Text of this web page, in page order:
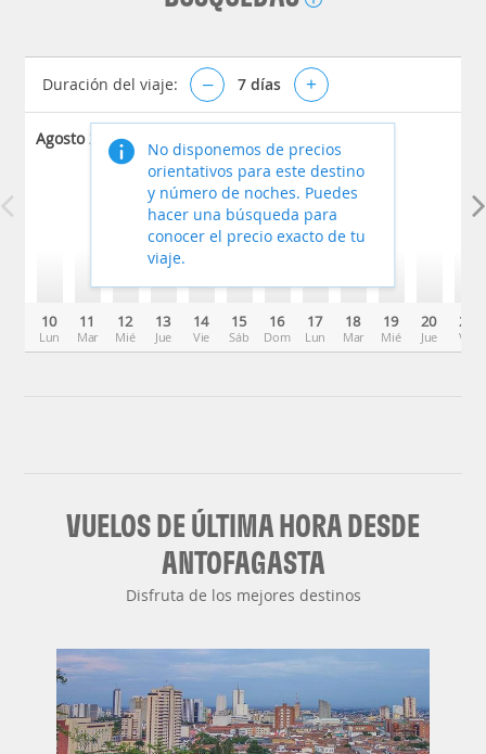
Duración del viaje: – 7 días +
Agosto 2026
10
Lun
11
Mar
12
Mié
13
Jue
14
Vie
15
Sáb
16
Dom
17
Lun
18
Mar
19
Mié
20
Jue
21
Vie
No disponemos de precios
orientativos para este destino
y número de noches. Puedes
hacer una búsqueda para
conocer el precio exacto de tu
viaje.
VUELOS DE ÚLTIMA HORA DESDE
ANTOFAGASTA
Disfruta de los mejores destinos